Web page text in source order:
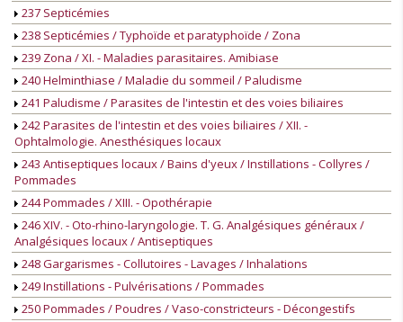
237 Septicémies
238 Septicémies / Typhoïde et paratyphoïde / Zona
239 Zona / XI. - Maladies parasitaires. Amibiase
240 Helminthiase / Maladie du sommeil / Paludisme
241 Paludisme / Parasites de l'intestin et des voies biliaires
242 Parasites de l'intestin et des voies biliaires / XII. -
Ophtalmologie. Anesthésiques locaux
243 Antiseptiques locaux / Bains d'yeux / Instillations - Collyres /
Pommades
244 Pommades / XIII. - Opothérapie
246 XIV. - Oto-rhino-laryngologie. T. G. Analgésiques généraux /
Analgésiques locaux / Antiseptiques
248 Gargarismes - Collutoires - Lavages / Inhalations
249 Instillations - Pulvérisations / Pommades
250 Pommades / Poudres / Vaso-constricteurs - Décongestifs